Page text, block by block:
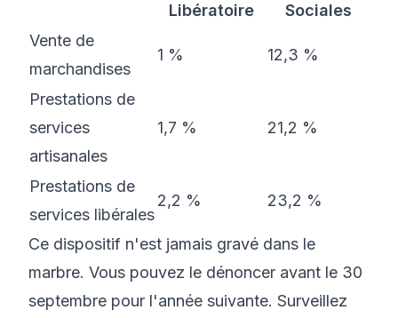
Libératoire
Sociales
Vente de
marchandises
1 % 12,3 %
Prestations de
services
artisanales
1,7 % 21,2 %
Prestations de
services libérales
2,2 % 23,2 %
Ce dispositif n'est jamais gravé dans le
marbre. Vous pouvez le dénoncer avant le 30
septembre pour l'année suivante. Surveillez